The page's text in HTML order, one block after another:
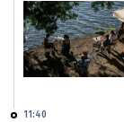
11:40